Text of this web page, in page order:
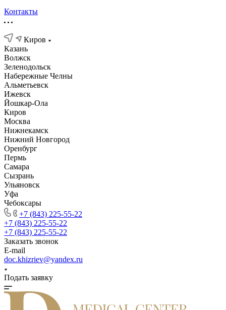
Контакты
Киров
Казань
Волжск
Зеленодольск
Набережные Челны
Альметьевск
Ижевск
Йошкар-Ола
Киров
Москва
Нижнекамск
Нижний Новгород
Оренбург
Пермь
Самара
Сызрань
Ульяновск
Уфа
Чебоксары
+7 (843) 225-55-22
+7 (843) 225-55-22
+7 (843) 225-55-22
Заказать звонок
E-mail
doc.khizriev@yandex.ru
Подать заявку